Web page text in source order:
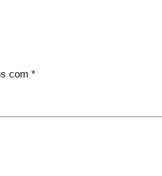
com *